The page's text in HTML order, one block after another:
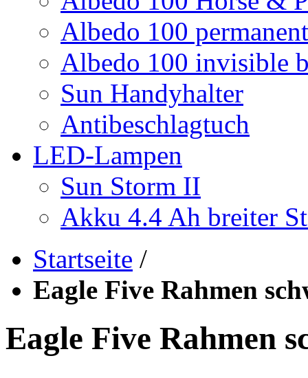
Albedo 100
Albedo 100 invisible
Sun Handyhalter
Antibeschlagtuch
LED-Lampen
Sun Storm II
Akku 4.4 Ah breiter
Startseite /
Eagle Five Rahmen
Eagle Five Rahmen